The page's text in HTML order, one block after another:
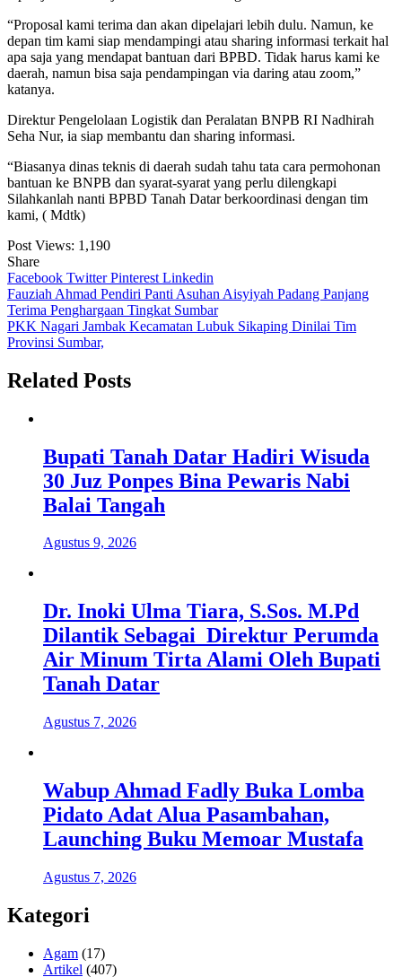
“Proposal kami terima dan akan dipelajari lebih dulu. Namun, ke
depan tim kami siap mendampingi atau sharing informasi terkait hal
apa saja yang mendapat bantuan dari BPBD. Tidak harus kami ke
daerah, namun bisa saja pendampingan via daring atau zoom,”
katanya.
Direktur Pengelolaan Logistik dan Peralatan BNPB RI Nadhirah
Seha Nur, ia siap membantu dan sharing informasi.
“Biasanya dinas teknis di daerah sudah tahu tata cara permohonan
bantuan ke BNPB dan syarat-syarat yang perlu dilengkapi
Silahkanlah nanti BPBD Tanah Datar berkoordinasi dengan tim
kami, ( Mdtk)
Post Views: 1,190
Share
Facebook TwitterPinterest Linkedin
Navigasi
pos
Fauziah Ahmad Pendiri Panti Asuhan Aisyiyah Padang Panjang
Terima Penghargaan Tingkat Sumbar
PKK Nagari Jambak Kecamatan Lubuk Sikaping Dinilai Tim
Provinsi Sumbar,
Related Posts
Bupati Tanah Datar Hadiri Wisuda
30 Juz Ponpes Bina Pewaris Nabi
Balai Tangah
Agustus 9, 2026
Dr. Inoki Ulma Tiara, S.Sos. M.Pd
Dilantik Sebagai Direktur Perumda
Air Minum Tirta Alami Oleh Bupati
Tanah Datar
Agustus 7, 2026
Wabup Ahmad Fadly Buka Lomba
Pidato Adat Alua Pasambahan,
Launching Buku Memoar Mustafa
Agustus 7, 2026
Kategori
Agam (17)
Artikel (407)